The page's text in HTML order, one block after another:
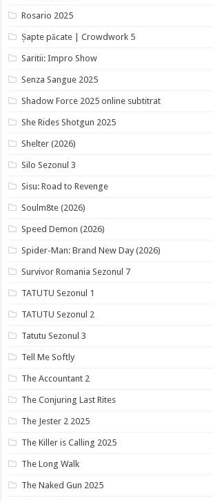
Rosario 2025
Șapte păcate | Crowdwork 5
Saritii: Impro Show
Senza Sangue 2025
Shadow Force 2025 online subtitrat
She Rides Shotgun 2025
Shelter (2026)
Silo Sezonul 3
Sisu: Road to Revenge
Soulm8te (2026)
Speed Demon (2026)
Spider-Man: Brand New Day (2026)
Survivor Romania Sezonul 7
TATUTU Sezonul 1
TATUTU Sezonul 2
Tatutu Sezonul 3
Tell Me Softly
The Accountant 2
The Conjuring Last Rites
The Jester 2 2025
The Killer is Calling 2025
The Long Walk
The Naked Gun 2025